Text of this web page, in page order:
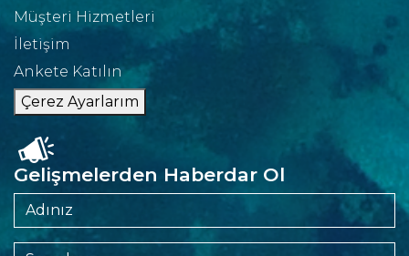
Müşteri Hizmetleri
İletişim
Ankete Katılın
Çerez Ayarlarım
Gelişmelerden Haberdar Ol